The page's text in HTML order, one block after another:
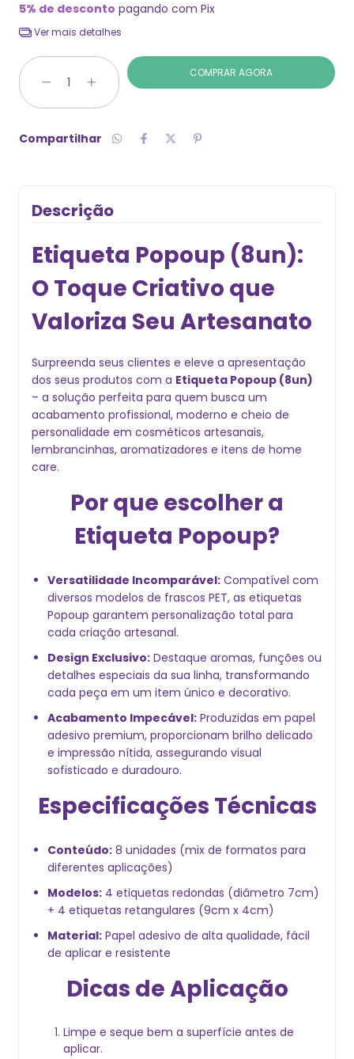
5% de desconto pagando com Pix
Ver mais detalhes
Compartilhar
Descrição
Etiqueta Popoup (8un):
O Toque Criativo que
Valoriza Seu Artesanato
Surpreenda seus clientes e eleve a apresentação
dos seus produtos com a Etiqueta Popoup (8un)
– a solução perfeita para quem busca um
acabamento profissional, moderno e cheio de
personalidade em cosméticos artesanais,
lembrancinhas, aromatizadores e itens de home
care.
Por que escolher a
Etiqueta Popoup?
Versatilidade Incomparável: Compatível com
diversos modelos de frascos PET, as etiquetas
Popoup garantem personalização total para
cada criação artesanal.
Design Exclusivo: Destaque aromas, funções ou
detalhes especiais da sua linha, transformando
cada peça em um item único e decorativo.
Acabamento Impecável: Produzidas em papel
adesivo premium, proporcionam brilho delicado
e impressão nítida, assegurando visual
sofisticado e duradouro.
Especificações Técnicas
Conteúdo: 8 unidades (mix de formatos para
diferentes aplicações)
Modelos: 4 etiquetas redondas (diâmetro 7cm)
+ 4 etiquetas retangulares (9cm x 4cm)
Material: Papel adesivo de alta qualidade, fácil
de aplicar e resistente
Dicas de Aplicação
Limpe e seque bem a superfície antes de
aplicar.